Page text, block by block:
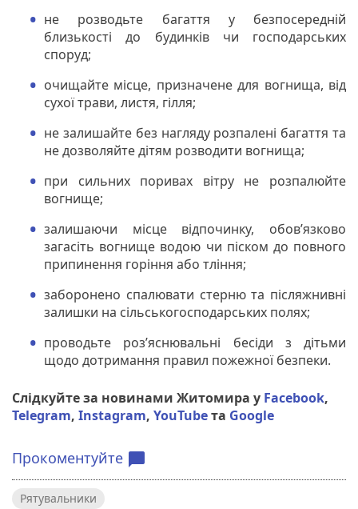
не розводьте багаття у безпосередній
близькості до будинків чи господарських
споруд;
очищайте місце, призначене для вогнища, від
сухої трави, листя, гілля;
не залишайте без нагляду розпалені багаття та
не дозволяйте дітям розводити вогнища;
при сильних поривах вітру не розпалюйте
вогнище;
залишаючи місце відпочинку, обов’язково
загасіть вогнище водою чи піском до повного
припинення горіння або тління;
заборонено спалювати стерню та післяжнивні
залишки на сільськогосподарських полях;
проводьте роз’яснювальні бесіди з дітьми
щодо дотримання правил пожежної безпеки.
Слідкуйте за новинами Житомира у Facebook,
Telegram, Instagram, YouTubeта Google
Прокоментуйте chat_bubble
Рятувальники